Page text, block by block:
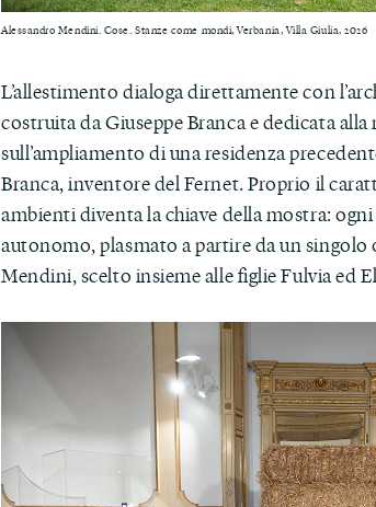
Alessandro Mendini. Cose. Stanze come mondi, Verbania, Villa Giulia, 2026
L’allestimento dialoga direttamente con
costruita da Giuseppe Branca e dedicata
sull’ampliamento di una residenza
Branca, inventore del Fernet. Proprio il
ambienti diventa la chiave della mostra:
autonomo, plasmato a partire da un singolo
Mendini, scelto insieme alle figlie Fulvia ed